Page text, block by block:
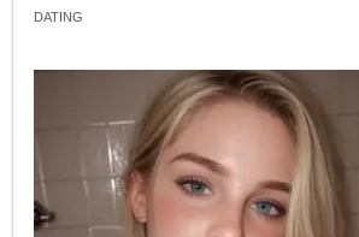
DATING